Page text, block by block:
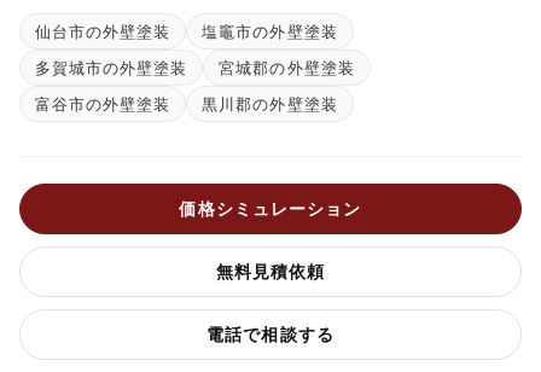
仙台市の外壁塗装
塩竈市の外壁塗装
多賀城市の外壁塗装
宮城郡の外壁塗装
富谷市の外壁塗装
黒川郡の外壁塗装
価格シミュレーション
無料見積依頼
電話で相談する